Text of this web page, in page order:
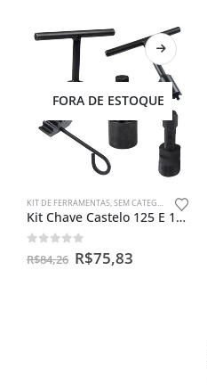
FORA DE ESTOQUE
KIT DE FERRAMENTAS,SEM CATEGORIA
Kit Chave Castelo 125 E 150 + Trava Embreagem + Saca Magneto
out of 5
R$84,26 R$75,83